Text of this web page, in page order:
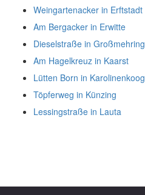
Weingartenacker in Erftstadt
Am Bergacker in Erwitte
Dieselstraße in Großmehring
Am Hagelkreuz in Kaarst
Lütten Born in Karolinenkoog
Töpferweg in Künzing
Lessingstraße in Lauta